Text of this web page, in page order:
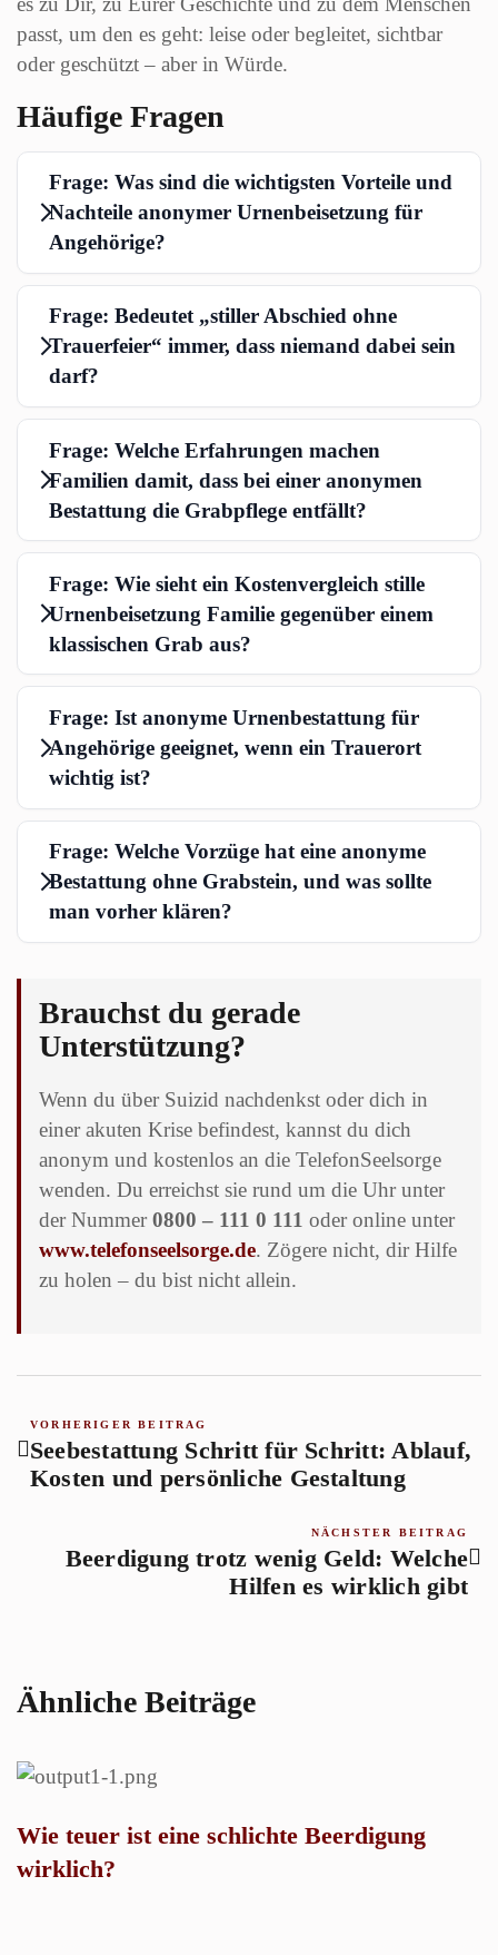
passt, um den es geht: leise oder begleitet, sichtbar
oder geschützt – aber in Würde.
Häufige Fragen
Frage: Was sind die wichtigsten Vorteile und
Nachteile anonymer Urnenbeisetzung für
Angehörige?
Frage: Bedeutet „stiller Abschied ohne
Trauerfeier“ immer, dass niemand dabei sein
darf?
Frage: Welche Erfahrungen machen
Familien damit, dass bei einer anonymen
Bestattung die Grabpflege entfällt?
Frage: Wie sieht ein Kostenvergleich stille
Urnenbeisetzung Familie gegenüber einem
klassischen Grab aus?
Frage: Ist anonyme Urnenbestattung für
Angehörige geeignet, wenn ein Trauerort
wichtig ist?
Frage: Welche Vorzüge hat eine anonyme
Bestattung ohne Grabstein, und was sollte
man vorher klären?
Brauchst du gerade
Unterstützung?
Wenn du über Suizid nachdenkst oder dich in
einer akuten Krise befindest, kannst du dich
anonym und kostenlos an die TelefonSeelsorge
wenden. Du erreichst sie rund um die Uhr unter
der Nummer0800 – 111 0 111 oder online unter
www.telefonseelsorge.de. Zögere nicht, dir Hilfe
zu holen – du bist nicht allein.
VORHERIGER BEITRAG
Seebestattung Schritt für Schritt: Ablauf,
Kosten und persönliche Gestaltung
NÄCHSTER BEITRAG
Beerdigung trotz wenig Geld: Welche
Hilfen es wirklich gibt
Ähnliche Beiträge
Wie teuer ist eine schlichte Beerdigung
wirklich?